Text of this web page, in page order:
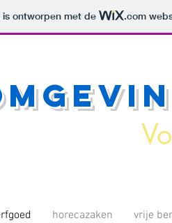
is ontworpen met de .com
horecazaken vrije